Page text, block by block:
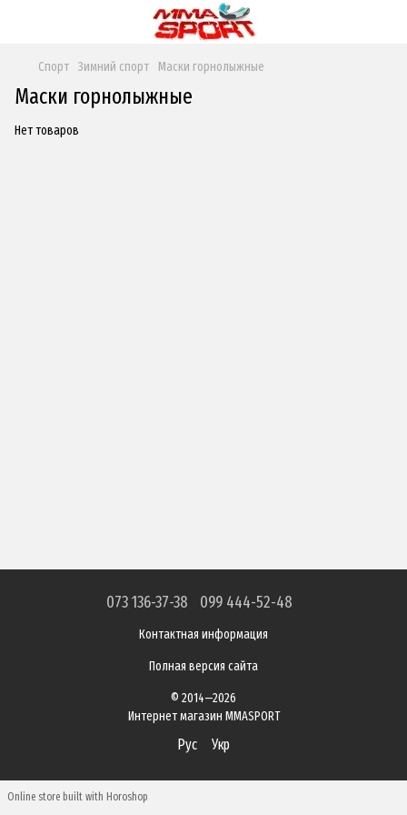
Спорт Зимний спорт Маски горнолыжные
Маски горнолыжные
Нет товаров
073 136-37-38 099 444-52-48
Контактная информация
Полная версия сайта
© 2014—2026
Интернет магазин MMASPORT
Рус Укр
Online store built with Horoshop